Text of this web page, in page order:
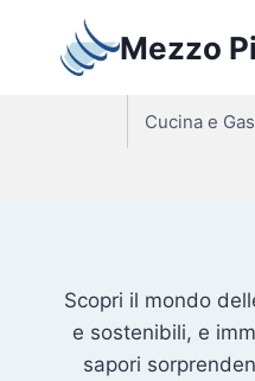
contenuto
Mezzo
Cucina e
Scopri il mondo
e sostenibili, e
sapori